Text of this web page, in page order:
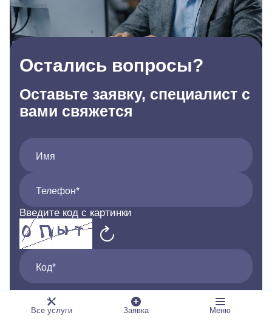
Остались вопросы?
Оставьте заявку, специалист с
вами свяжется
Имя
Телефон*
Введите код с картинки
Код*
Я даю согласие на обработку
персональных данных
Все услуги Заявка Меню